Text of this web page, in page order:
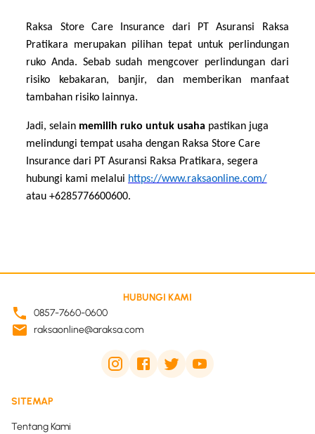
Raksa Store Care Insurance dari PT Asuransi Raksa
Pratikara merupakan pilihan tepat untuk perlindungan
ruko Anda. Sebab sudah mengcover perlindungan dari
risiko kebakaran, banjir, dan memberikan manfaat
tambahan risiko lainnya.
Jadi, selain memilih ruko untuk usaha pastikan juga
melindungi tempat usaha dengan Raksa Store Care
Insurance dari PT Asuransi Raksa Pratikara, segera
hubungi kami melalui https://www.raksaonline.com/
atau +6285776600600.
HUBUNGI KAMI
0857-7660-0600
raksaonline@araksa.com
SITEMAP
Tentang Kami